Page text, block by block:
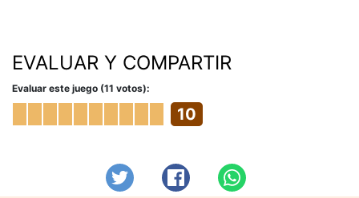
EVALUAR Y COMPARTIR
Evaluar este juego (11 votos):
10